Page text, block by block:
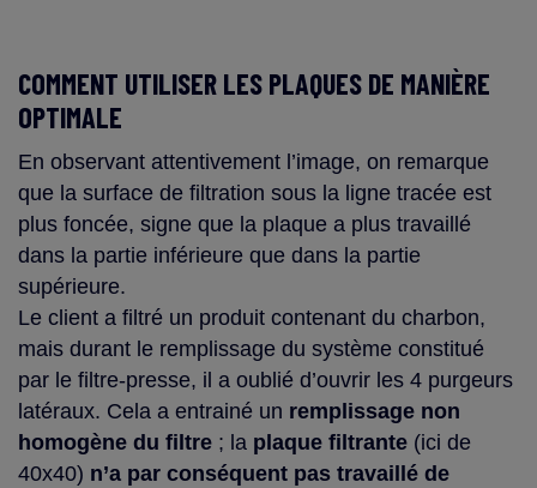
COMMENT UTILISER LES PLAQUES DE MANIÈRE
OPTIMALE
En observant attentivement l’image, on remarque
que la surface de filtration sous la ligne tracée est
plus foncée, signe que la plaque a plus travaillé
dans la partie inférieure que dans la partie
supérieure.
Le client a filtré un produit contenant du charbon,
mais durant le remplissage du système constitué
par le filtre-presse, il a oublié d’ouvrir les 4 purgeurs
latéraux. Cela a entrainé un remplissage non
homogène du filtre ; la plaque filtrante (ici de
40x40) n’a par conséquent pas travaillé de